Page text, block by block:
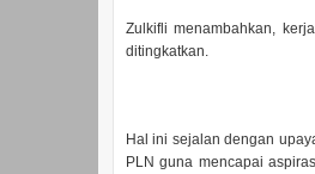
Zulkifli menambahkan,
ditingkatkan.
Hal ini sejalan dengan
PLN guna mencapai